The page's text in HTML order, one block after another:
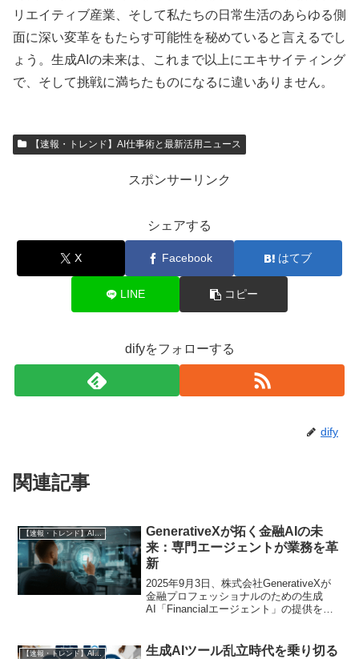
リエイティブ産業、そして私たちの日常生活のあらゆる側
面に深い変革をもたらす可能性を秘めていると言えるでし
ょう。生成AIの未来は、これまで以上にエキサイティング
で、そして挑戦に満ちたものになるに違いありません。
【速報・トレンド】AI仕事術と最新活用ニュース
スポンサーリンク
シェアする
X Facebook はてブ
LINE コピー
difyをフォローする
dify
関連記事
【速報・トレンド】AI仕事術と最新活用ニュース
GenerativeXが拓く金融AIの未
来：専門エージェントが業務を革
新
2025年9月3日、株式会社GenerativeXが
金融プロフェッショナルのための生成
AI「Financialエージェント」の提供を開
汎用ツールから、特定...
【速報・トレンド】AI仕事術と最新活用ニュース
生成AIツール乱立時代を乗り切る